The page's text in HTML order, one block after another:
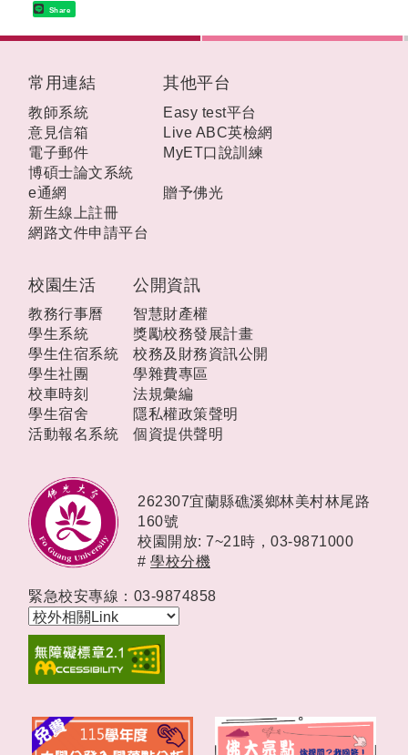
Share
校園生活
教務行事曆
學生系統
學生住宿系統
學生社團
校車時刻
學生宿舍
活動報名系統
公開資訊
智慧財產權
獎勵校務發展計畫
校務及財務資訊公開
學雜費專區
法規彙編
隱私權政策聲明
個資提供聲明
常用連結
教師系統
意見信箱
電子郵件
博碩士論文系統
e通網
新生線上註冊
網路文件申請平台
其他平台
Easy test平台
Live ABC英檢網
MyET口說訓練
贈予佛光
262307宜蘭縣礁溪鄉林美村林尾路
160號
校園開放: 7~21時， 03-9871000
# 學校分機
緊急校安專線：03-9874858